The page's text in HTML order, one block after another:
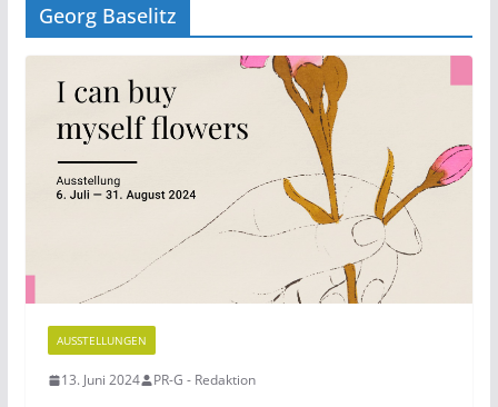
Georg Baselitz
AUSSTELLUNGEN
13. Juni 2024 PR-G - Redaktion